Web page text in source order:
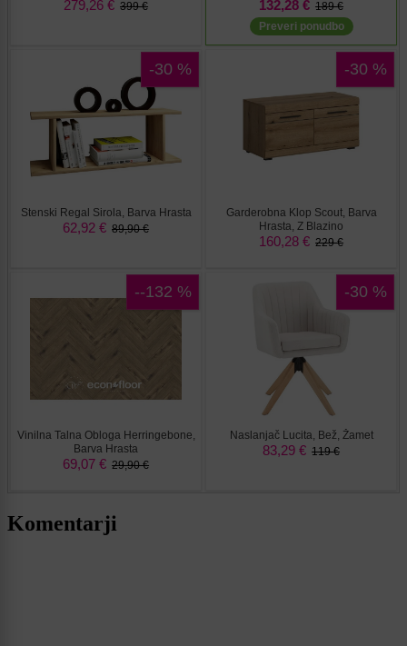
Komentarji